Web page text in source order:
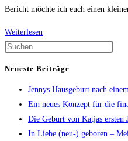
Bericht möchte ich euch einen
Weiterlesen
Mehr
als
nur
ein
Neueste Beiträge
Jennys Hausgeburt nach
Ein neues Konzept für die
Die Geburt von Katjas ersten
In Liebe (neu-) geboren –